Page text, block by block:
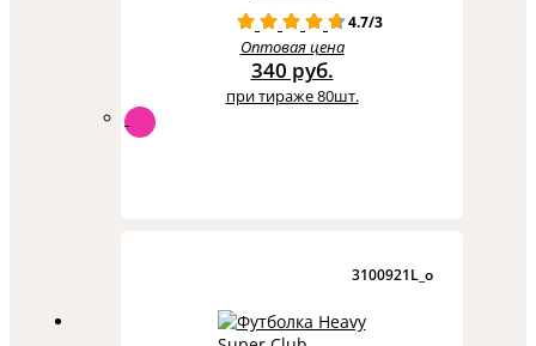
4.7/3
Оптовая цена
340 руб.
при тираже 80шт.
3100921L_o